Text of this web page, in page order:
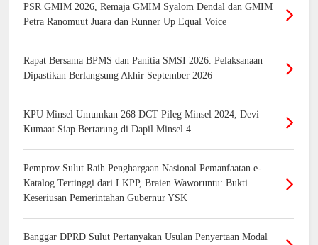
PSR GMIM 2026, Remaja GMIM Syalom Dendal dan GMIM
Petra Ranomuut Juara dan Runner Up Equal Voice
Rapat Bersama BPMS dan Panitia SMSI 2026. Pelaksanaan
Dipastikan Berlangsung Akhir September 2026
KPU Minsel Umumkan 268 DCT Pileg Minsel 2024, Devi
Kumaat Siap Bertarung di Dapil Minsel 4
Pemprov Sulut Raih Penghargaan Nasional Pemanfaatan e-
Katalog Tertinggi dari LKPP, Braien Waworuntu: Bukti
Keseriusan Pemerintahan Gubernur YSK
Banggar DPRD Sulut Pertanyakan Usulan Penyertaan Modal